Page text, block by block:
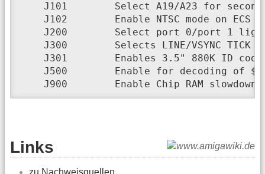
J101        Select A19/A23 for
J102        Enable NTSC mode on ECS
J200        Select port 0/port 1
J300        Selects LINE/VSYNC TICK
J301        Enables 3.5" 880K ID
J500        Enable for decoding of
J900        Enable Chip RAM slowdown
Links